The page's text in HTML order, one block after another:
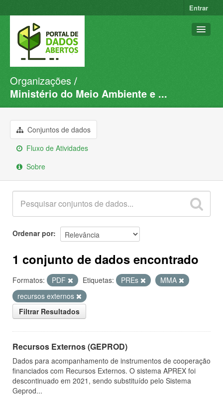
Entrar
Conjuntos de dados
Organizações
Sobre
Organizações
Ministério do Meio Ambiente e ...
Conjuntos de dados
Fluxo de Atividades
Sobre
Ordenar por
1 conjunto de dados encontrado
Formatos: PDF Etiquetas: PREs
MMA
recursos externos
Filtrar Resultados
Recursos Externos (GEPROD)
Dados para acompanhamento de instrumentos de cooperação
financiados com Recursos Externos. O sistema APREX foi
descontinuado em 2021, sendo substituído pelo Sistema
Geprod...